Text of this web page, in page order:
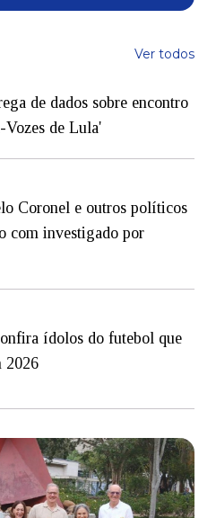
Ver todos
de dados sobre encontro
Vozes de Lula'
Coronel e outros políticos
com investigado por
ídolos do futebol que
2026